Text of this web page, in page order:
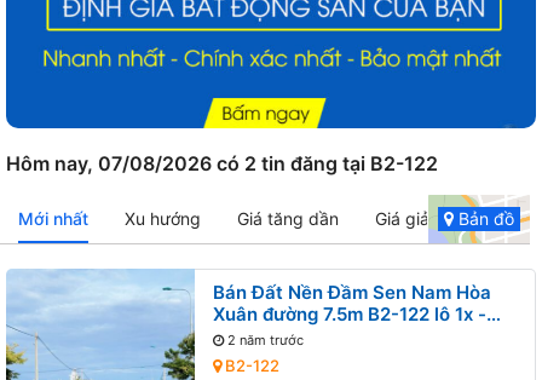
Hôm nay, 07/08/2026 có 2 tin đăng tại B2-122
Mới nhất Xu hướng Giá tăng dần Giá giảm dầnBản đồ
Bán Đất Nền Đầm Sen Nam Hòa
Xuân đường 7.5m B2-122 lô 1x -
Gần Sông Cổ Cò
2 năm trước
B2-122